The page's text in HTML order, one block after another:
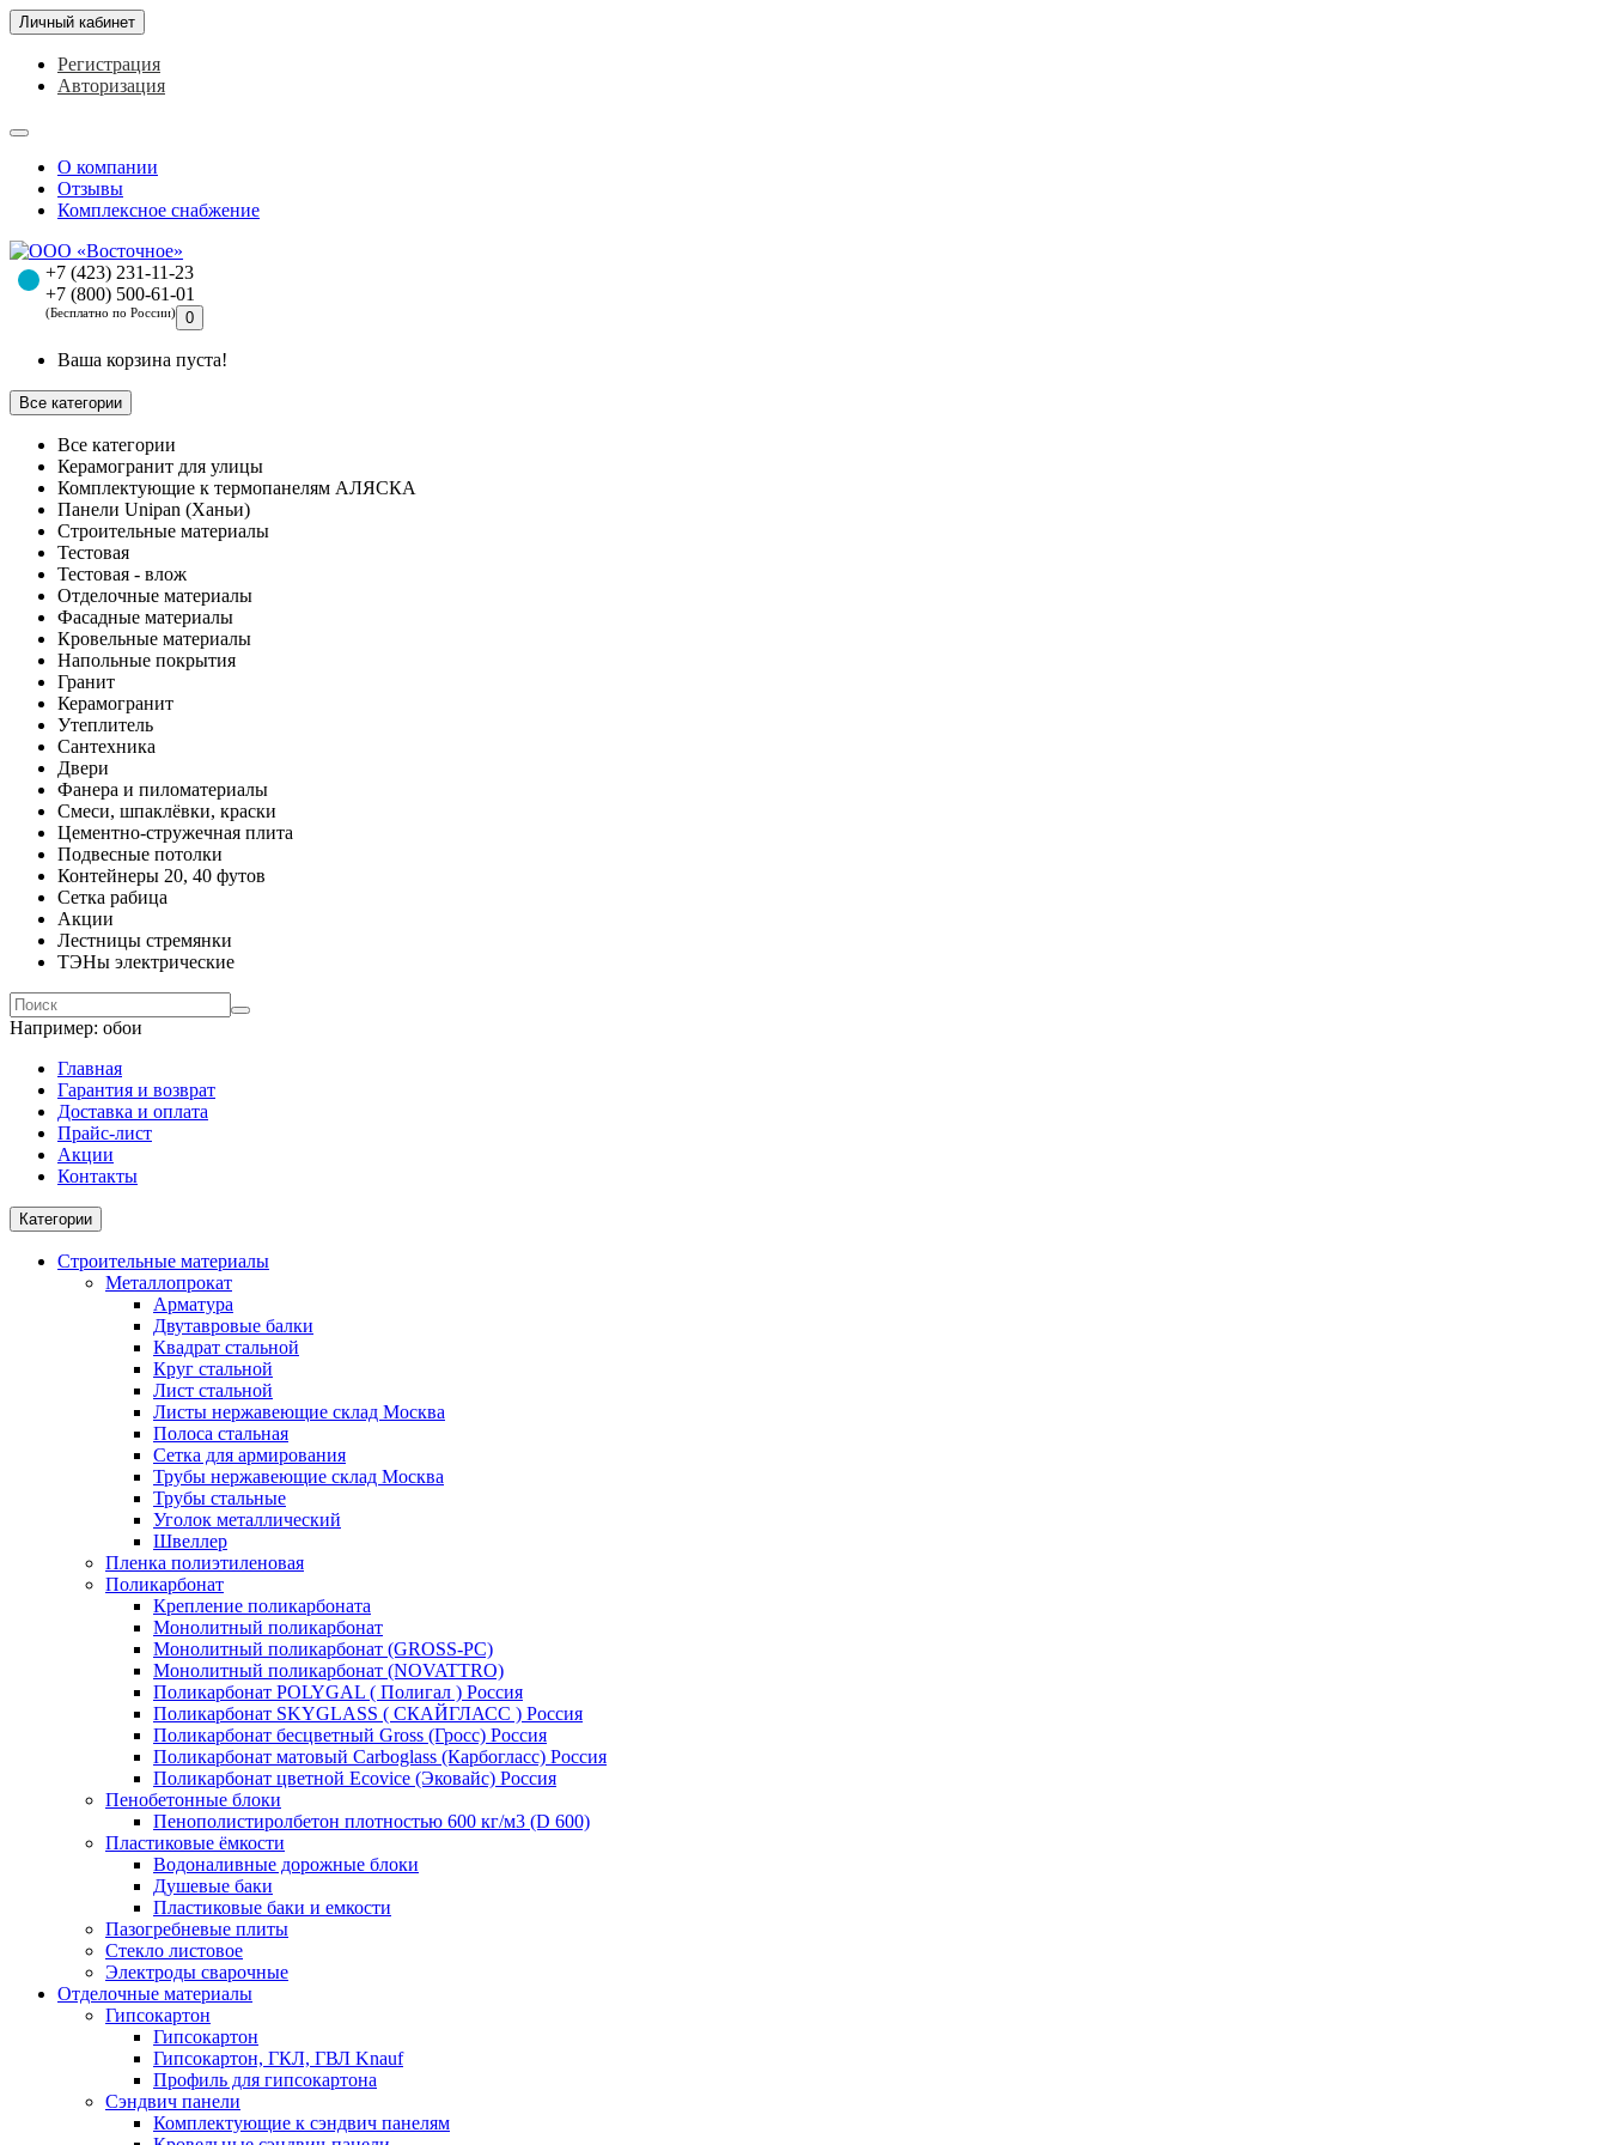
Личный кабинет
Регистрация
Авторизация
О компании
Отзывы
Комплексное снабжение
+7 (423) 231-11-23
+7 (800) 500-61-01
(Бесплатно по России) 0
Ваша корзина пуста!
Все категории
Все категории
Керамогранит для улицы
Комплектующие к термопанелям АЛЯСКА
Панели Unipan (Ханьи)
Строительные материалы
Тестовая
Тестовая - влож
Отделочные материалы
Фасадные материалы
Кровельные материалы
Напольные покрытия
Гранит
Керамогранит
Утеплитель
Сантехника
Двери
Фанера и пиломатериалы
Смеси, шпаклёвки, краски
Цементно-стружечная плита
Подвесные потолки
Контейнеры 20, 40 футов
Сетка рабица
Акции
Лестницы стремянки
ТЭНы электрические
Например: обои
Главная
Гарантия и возврат
Доставка и оплата
Прайс-лист
Акции
Контакты
Категории
Строительные материалы
Металлопрокат
Арматура
Двутавровые балки
Квадрат стальной
Круг стальной
Лист стальной
Листы нержавеющие склад Москва
Полоса стальная
Сетка для армирования
Трубы нержавеющие склад Москва
Трубы стальные
Уголок металлический
Швеллер
Пленка полиэтиленовая
Поликарбонат
Крепление поликарбоната
Монолитный поликарбонат
Монолитный поликарбонат (GROSS-PC)
Монолитный поликарбонат (NOVATTRO)
Поликарбонат POLYGAL ( Полигал ) Россия
Поликарбонат SKYGLASS ( СКАЙГЛАСС ) Россия
Поликарбонат бесцветный Gross (Гросс) Россия
Поликарбонат матовый Carboglass (Карбогласс) Россия
Поликарбонат цветной Ecovice (Эковайс) Россия
Пенобетонные блоки
Пенополистиролбетон плотностью 600 кг/м3 (D 600)
Пластиковые ёмкости
Водоналивные дорожные блоки
Душевые баки
Пластиковые баки и емкости
Пазогребневые плиты
Стекло листовое
Электроды сварочные
Отделочные материалы
Гипсокартон
Гипсокартон
Гипсокартон, ГКЛ, ГВЛ Knauf
Профиль для гипсокартона
Сэндвич панели
Комплектующие к сэндвич панелям